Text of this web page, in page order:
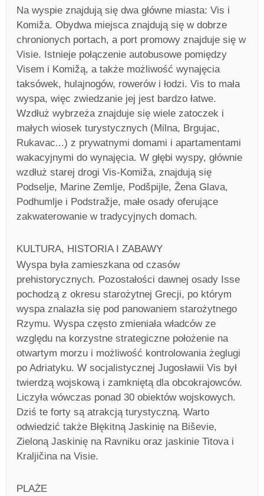
Na wyspie znajdują się dwa główne miasta: Vis i
Komiža. Obydwa miejsca znajdują się w dobrze
chronionych portach, a port promowy znajduje się w
Visie. Istnieje połączenie autobusowe pomiędzy
Visem i Komižą, a także możliwość wynajęcia
taksówek, hulajnogów, rowerów i łodzi. Vis to mała
wyspa, więc zwiedzanie jej jest bardzo łatwe.
Wzdłuż wybrzeża znajduje się wiele zatoczek i
małych wiosek turystycznych (Milna, Brgujac,
Rukavac...) z prywatnymi domami i apartamentami
wakacyjnymi do wynajęcia. W głębi wyspy, głównie
wzdłuż starej drogi Vis-Komiža, znajdują się
Podselje, Marine Zemlje, Podšpijle, Žena Glava,
Podhumlje i Podstražje, małe osady oferujące
zakwaterowanie w tradycyjnych domach.
KULTURA, HISTORIA I ZABAWY
Wyspa była zamieszkana od czasów
prehistorycznych. Pozostałości dawnej osady Isse
pochodzą z okresu starożytnej Grecji, po którym
wyspa znalazła się pod panowaniem starożytnego
Rzymu. Wyspa często zmieniała władców ze
względu na korzystne strategiczne położenie na
otwartym morzu i możliwość kontrolowania żeglugi
po Adriatyku. W socjalistycznej Jugosławii Vis był
twierdzą wojskową i zamkniętą dla obcokrajowców.
Liczyła wówczas ponad 30 obiektów wojskowych.
Dziś te forty są atrakcją turystyczną. Warto
odwiedzić także Błękitną Jaskinię na Biševie,
Zieloną Jaskinię na Ravniku oraz jaskinie Titova i
Kraljičina na Visie.
PLAŻE